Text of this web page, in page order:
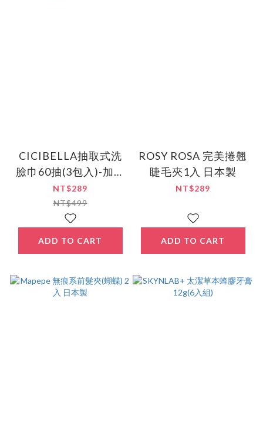
CICIBELLA抽取式洗
臉巾60抽(3包入)-加厚
版
NT$289
NT$499
ADD TO CART
ROSY ROSA 完美捲翹
睫毛夾1入 日本製
NT$289
ADD TO CART